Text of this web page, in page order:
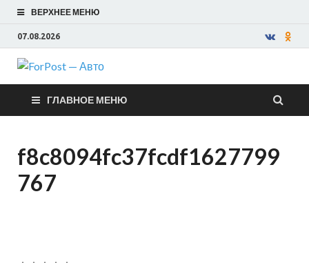
ВЕРХНЕЕ МЕНЮ
07.08.2026
ForPost —
Авто
ГЛАВНОЕ МЕНЮ
f8c8094fc37fcdf1627799
767